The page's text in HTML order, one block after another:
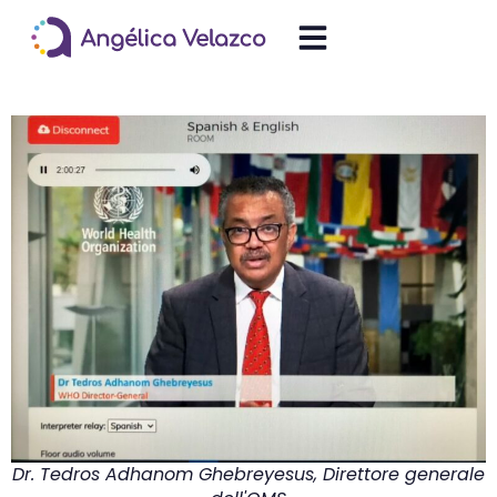
Dr. Tedros Adhanom Ghebreyesus, Direttore generale